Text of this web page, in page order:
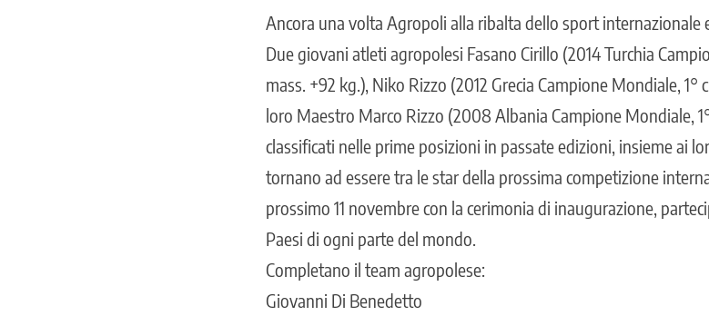
Ancora una volta Agropoli alla ribalta dello sport internazionale
Due giovani atleti agropolesi Fasano Cirillo (2014 Turchia
mass. +92 kg.), Niko Rizzo (2012 Grecia Campione Mondiale, 1°
loro Maestro Marco Rizzo (2008 Albania Campione Mondiale,
classificati nelle prime posizioni in passate edizioni, insieme ai
tornano ad essere tra le star della prossima competizione
prossimo 11 novembre con la cerimonia di inaugurazione,
Paesi di ogni parte del mondo.
Completano il team agropolese:
Giovanni Di Benedetto